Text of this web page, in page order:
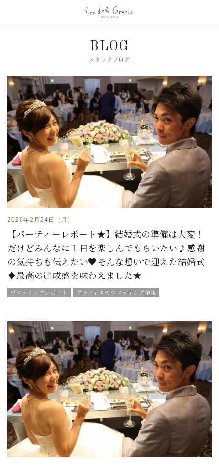
BLOG
スタッフブログ
2020年2月24日（月）
【パーティーレポート★】結婚式の準備は大変！
だけどみんなに１日を楽しんでもらいたい♪感謝
の気持ちも伝えたい♥そんな想いで迎えた結婚式
♦最高の達成感を味わえました★
ウエディングレポート
グラツィエのウエディング情報